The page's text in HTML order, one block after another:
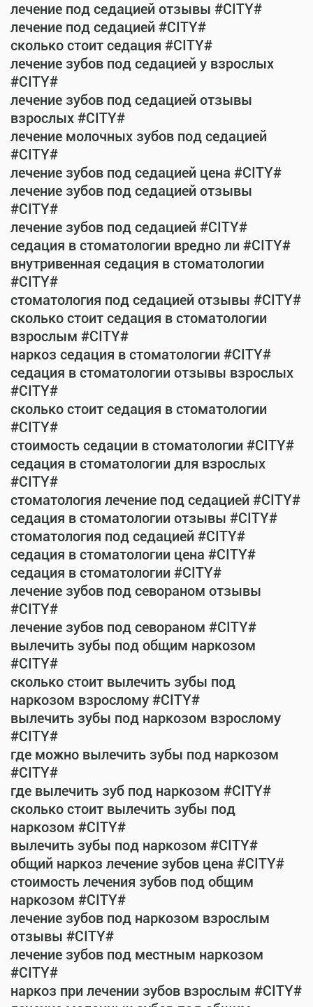
лечение под седацией отзывы #CITY#
лечение под седацией #CITY#
сколько стоит седация #CITY#
лечение зубов под седацией у взрослых
#CITY#
лечение зубов под седацией отзывы
взрослых #CITY#
лечение молочных зубов под седацией
#CITY#
лечение зубов под седацией цена #CITY#
лечение зубов под седацией отзывы
#CITY#
лечение зубов под седацией #CITY#
седация в стоматологии вредно ли #CITY#
внутривенная седация в стоматологии
#CITY#
стоматология под седацией отзывы #CITY#
сколько стоит седация в стоматологии
взрослым #CITY#
наркоз седация в стоматологии #CITY#
седация в стоматологии отзывы взрослых
#CITY#
сколько стоит седация в стоматологии
#CITY#
стоимость седации в стоматологии #CITY#
седация в стоматологии для взрослых
#CITY#
стоматология лечение под седацией #CITY#
седация в стоматологии отзывы #CITY#
стоматология под седацией #CITY#
седация в стоматологии цена #CITY#
седация в стоматологии #CITY#
лечение зубов под севораном отзывы
#CITY#
лечение зубов под севораном #CITY#
вылечить зубы под общим наркозом
#CITY#
сколько стоит вылечить зубы под
наркозом взрослому #CITY#
вылечить зубы под наркозом взрослому
#CITY#
где можно вылечить зубы под наркозом
#CITY#
где вылечить зуб под наркозом #CITY#
сколько стоит вылечить зубы под
наркозом #CITY#
вылечить зубы под наркозом #CITY#
общий наркоз лечение зубов цена #CITY#
стоимость лечения зубов под общим
наркозом #CITY#
лечение зубов под наркозом взрослым
отзывы #CITY#
лечение зубов под местным наркозом
#CITY#
наркоз при лечении зубов взрослым #CITY#